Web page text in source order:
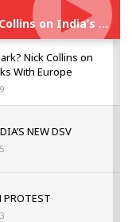
Rigvedic Names in Denmark? Nick Collins on India’s Forgotten Links With Europe
Nick Collins on
With Europe
NEW DSV
PROTEST